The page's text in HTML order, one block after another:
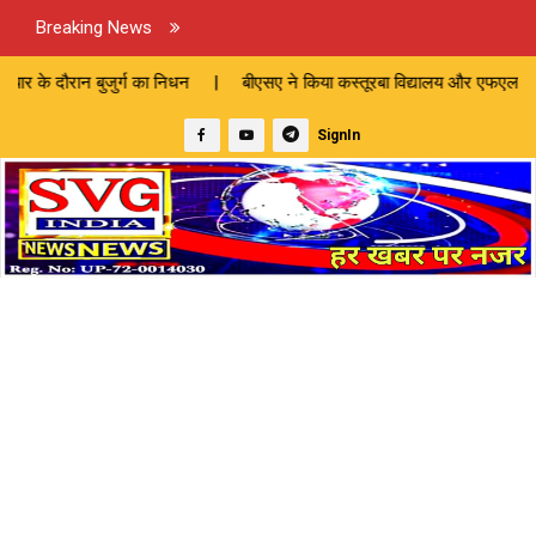
Breaking News
का निधन | बीएसए ने किया कस्तूरबा विद्यालय और एफएलएन प्रशिक्षण का
SignIn